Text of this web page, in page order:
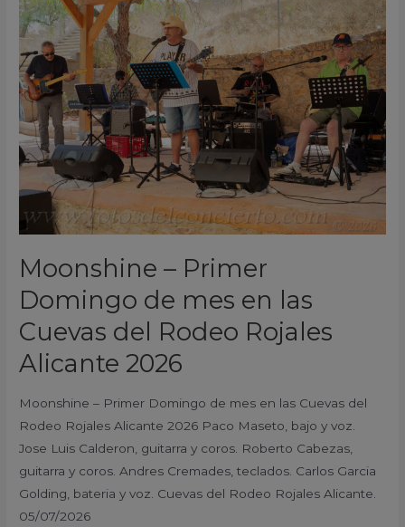
Moonshine – Primer
Domingo de mes en las
Cuevas del Rodeo Rojales
Alicante 2026
Moonshine – Primer Domingo de mes en las Cuevas del
Rodeo Rojales Alicante 2026 Paco Maseto, bajo y voz.
Jose Luis Calderon, guitarra y coros. Roberto Cabezas,
guitarra y coros. Andres Cremades, teclados. Carlos Garcia
Golding, bateria y voz. Cuevas del Rodeo Rojales Alicante.
05/07/2026
Primer
Domingo
de
mes
en
las
Cuevas
del
Rodeo
Rojales
2026